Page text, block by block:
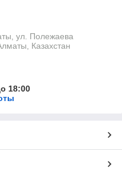
ул. Полежаева
Казахстан
18:00